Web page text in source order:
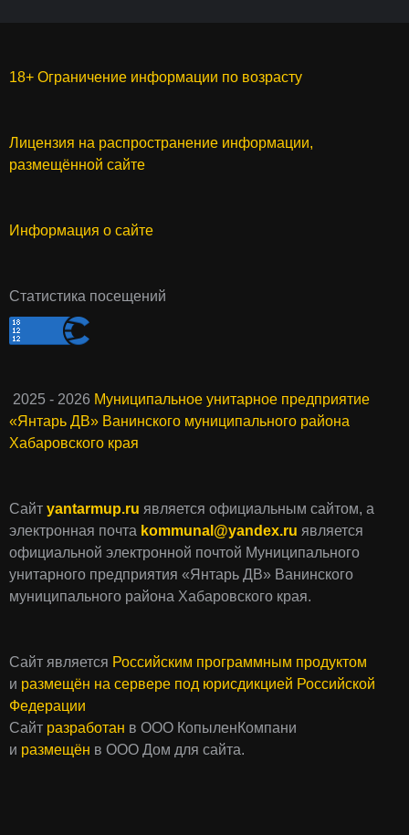
18+ Ограничение информации по возрасту
Лицензия на распространение информации,
размещённой сайте
Информация о сайте
Статистика посещений
2025 - 2026 Муниципальное унитарное предприятие
«Янтарь ДВ» Ванинского муниципального района
Хабаровского края
Сайт yantarmup.ru является официальным сайтом, а
электронная почта kommunal@yandex.ru является
официальной электронной почтой Муниципального
унитарного предприятия «Янтарь ДВ» Ванинского
муниципального района Хабаровского края.
Сайт является Российским программным продуктом
и размещён на сервере под юрисдикцией Российской
Федерации
Сайт разработан в ООО КопыленКомпани
и размещён в ООО Дом для сайта.